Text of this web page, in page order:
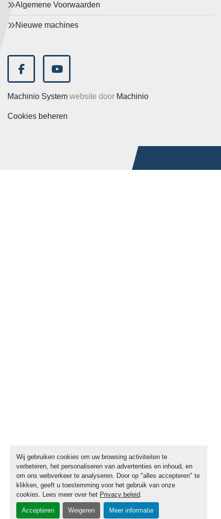
Wij gebruiken cookies om uw browsing activiteiten te
verbeteren, het personaliseren van advertenties en inhoud, en
om ons webverkeer te analyseren. Door op "alles accepteren" te
klikken, geeft u toestemming voor het gebruik van onze
cookies. Lees meer over het Privacy beleid
Accepteren Weigeren Meer informatie
Algemene Voorwaarden
Nieuwe machines
facebookyoutube
Machinio System website door Machinio
Cookies beheren